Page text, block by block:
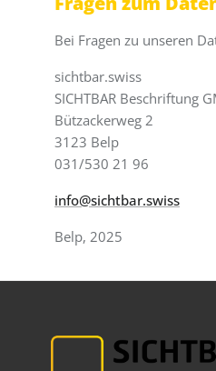
Bei Fragen zu unseren
sichtbar.swiss
SICHTBAR Beschriftung
Bützackerweg 2
3123 Belp
031/530 21 96
info@sichtbar.swiss
Belp, 2025